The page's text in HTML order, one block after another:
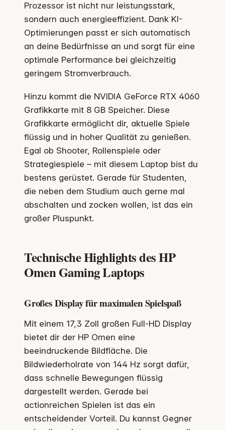
Prozessor ist nicht nur leistungsstark,
sondern auch energieeffizient. Dank KI-
Optimierungen passt er sich automatisch
an deine Bedürfnisse an und sorgt für eine
optimale Performance bei gleichzeitig
geringem Stromverbrauch.
Hinzu kommt die NVIDIA GeForce RTX 4060
Grafikkarte mit 8 GB Speicher. Diese
Grafikkarte ermöglicht dir, aktuelle Spiele
flüssig und in hoher Qualität zu genießen.
Egal ob Shooter, Rollenspiele oder
Strategiespiele – mit diesem Laptop bist du
bestens gerüstet. Gerade für Studenten,
die neben dem Studium auch gerne mal
abschalten und zocken wollen, ist das ein
großer Pluspunkt.
Technische Highlights des HP
Omen Gaming Laptops
Großes Display für maximalen Spielspaß
Mit einem 17,3 Zoll großen Full-HD Display
bietet dir der HP Omen eine
beeindruckende Bildfläche. Die
Bildwiederholrate von 144 Hz sorgt dafür,
dass schnelle Bewegungen flüssig
dargestellt werden. Gerade bei
actionreichen Spielen ist das ein
entscheidender Vorteil. Du kannst Gegner